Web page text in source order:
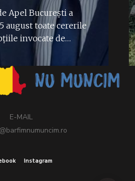
Apel București a
august toate cererile
invocate de…
E-MAIL
Instagram